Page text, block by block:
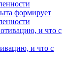
формирует
и что с